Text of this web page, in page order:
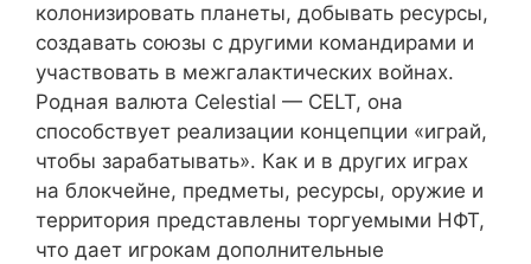
колонизировать планеты, добывать ресурсы,
создавать союзы с другими командирами и
участвовать в межгалактических войнах.
Родная валюта Celestial — CELT, она
способствует реализации концепции «играй,
чтобы зарабатывать». Как и в других играх
на блокчейне, предметы, ресурсы, оружие и
территория представлены торгуемыми НФТ,
что дает игрокам дополнительные